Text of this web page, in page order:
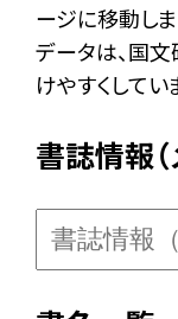
ージに移動し
データは、国
けやすくしてい
書誌情報